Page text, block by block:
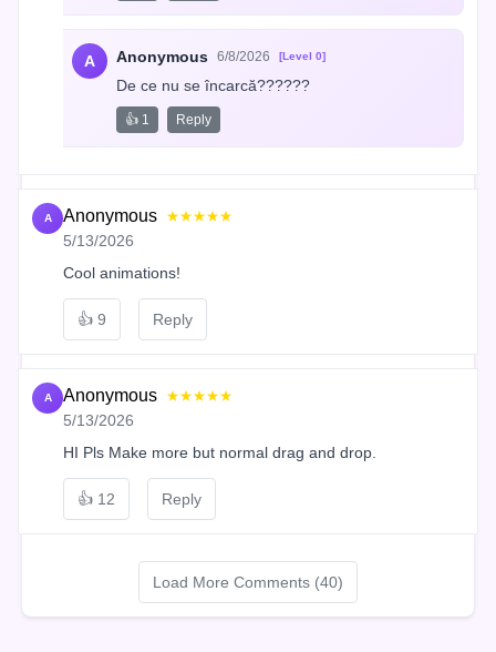
A Anonymous 6/8/2026 [Level 0]
De ce nu se încarcă??????
👍 1 Reply
A Anonymous ★★★★★
5/13/2026
Cool animations!
👍 9 Reply
A Anonymous ★★★★★
5/13/2026
HI Pls Make more but normal drag and drop.
👍 12 Reply
Load More Comments (40)